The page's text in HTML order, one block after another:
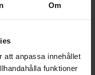
Om
att anpassa innehållet
funktioner